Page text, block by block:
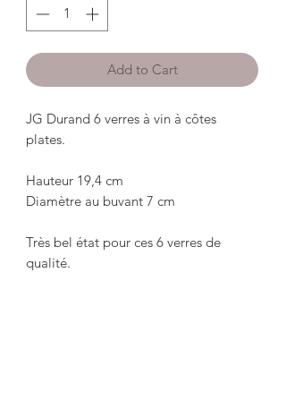
Add to Cart
JG Durand 6 verres à vin à côtes
plates.
Hauteur 19,4 cm
Diamètre au buvant 7 cm
Très bel état pour ces 6 verres de
qualité.